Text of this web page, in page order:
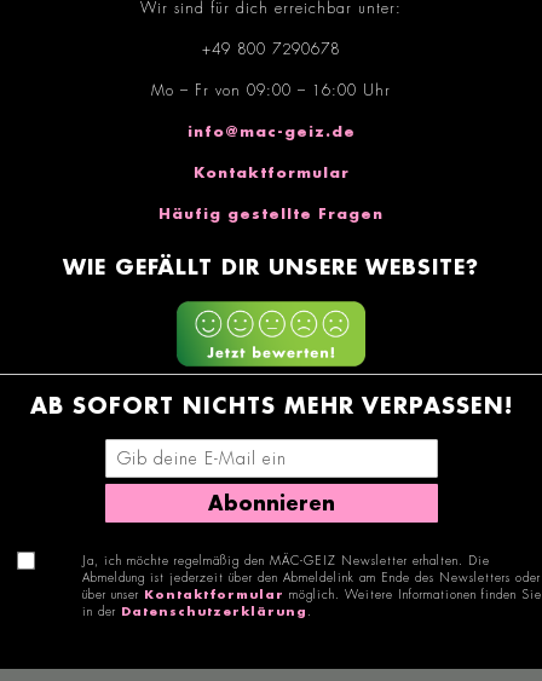
Wir sind für dich erreichbar unter:
+49 800 7290678
Mo – Fr von 09:00 – 16:00 Uhr
info@mac-geiz.de
Kontaktformular
Häufig gestellte Fragen
WIE GEFÄLLT DIR UNSERE WEBSITE?
AB SOFORT NICHTS MEHR VERPASSEN!
E-Mail-Adresse eingeben
Abonnieren
Ja, ich möchte regelmäßig den MÄC-GEIZ Newsletter erhalten. Die
Abmeldung ist jederzeit über den Abmeldelink am Ende des Newsletters oder
über unser
Kontaktformular möglich. Weitere Informationen finden Sie
in der
Datenschutzerklärung .